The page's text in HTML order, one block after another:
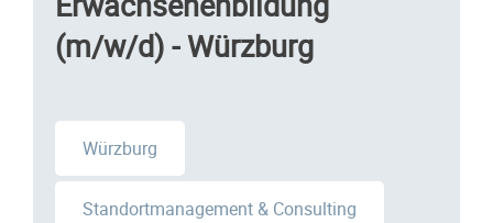
(m/w/d) - Würzburg
Würzburg
Standortmanagement & Consulting